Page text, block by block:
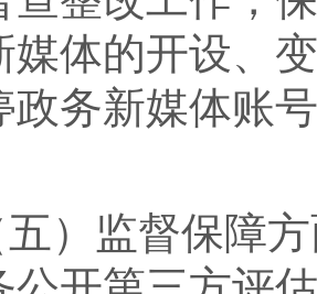
媒体的开设、
政务新媒体账
五）监督保障